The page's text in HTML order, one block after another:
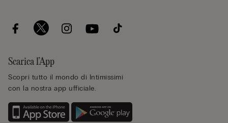
Scarica l’App
Scopri tutto il mondo di Intimissimi
con la nostra app ufficiale.